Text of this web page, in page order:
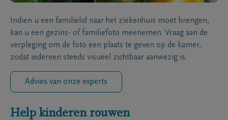
Indien u een familielid naar het ziekenhuis moet brengen,
kan u een gezins- of familiefoto meenemen. Vraag aan de
verpleging om de foto een plaats te geven op de kamer,
zodat iedereen steeds visueel zichtbaar aanwezig is.
Advies van onze experts
Help kinderen rouwen